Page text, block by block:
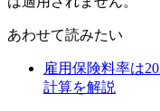
あわせて読みたい
雇用保険料率は
計算を解説